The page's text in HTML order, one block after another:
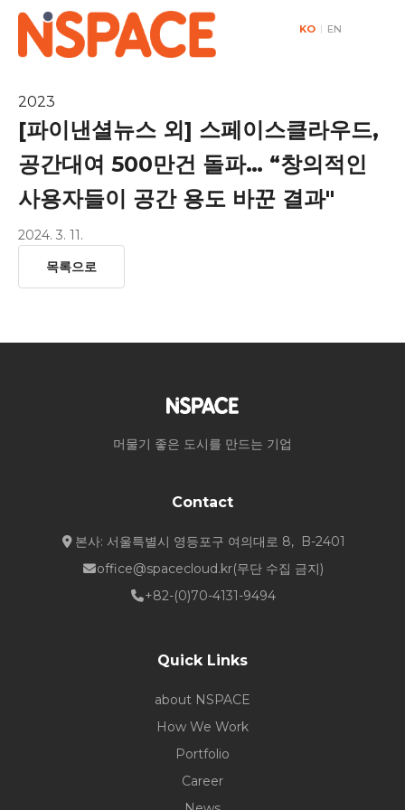
KO | EN
2023
[파이낸셜뉴스 외] 스페이스클라우드,
공간대여 500만건 돌파… “창의적인
사용자들이 공간 용도 바꾼 결과"
2024. 3. 11.
목록으로
머물기 좋은 도시를 만드는 기업
Contact
본사: 서울특별시 영등포구 여의대로 8, B-2401
office@spacecloud.kr(무단 수집 금지)
+82-(0)70-4131-9494
Quick Links
about NSPACE
How We Work
Portfolio
Career